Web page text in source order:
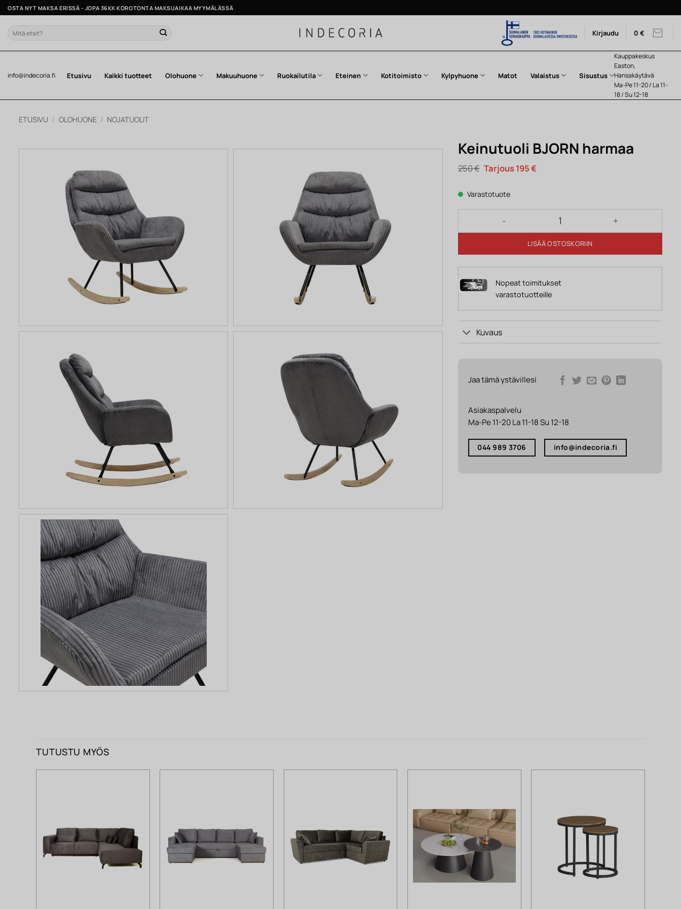
Skip
to
content
OSTA NYT MAKSA ERISSÄ - JOPA 36KK KOROTONTA MAKSUAIKAA MYYMÄLÄSSÄ
Etsi: Kirjaudu 0 €
info@indecoria.fi Etusivu Kaikki tuotteet Olohuone Makuuhuone Ruokailutila Eteinen Kotitoimisto Kylpyhuone Matot Valaistus Sisustus
Kauppakeskus
Easton,
Hansakäytävä
Ma-Pe 11-20 / La 11-
18 / Su 12-18
ETUSIVU / OLOHUONE / NOJATUOLIT
Keinutuoli BJORN harmaa
250€ Alkuperäinen
hinta
250 €.
195€Nykyinen
Varastotuote
Keinutuoli BJORN harmaa määrä
LISÄÄ OSTOSKORIIN
Nopeat toimitukset
varastotuotteille
Kuvaus
Jaa tämä ystävillesi
Asiakaspalvelu
Ma-Pe 11-20 La 11-18 Su 12-18
044 989 3706 info@indecoria.fi
TUTUSTU MYÖS